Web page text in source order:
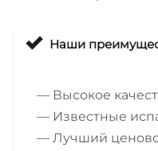
Наши
— Высокое
— Известные
— Лучший